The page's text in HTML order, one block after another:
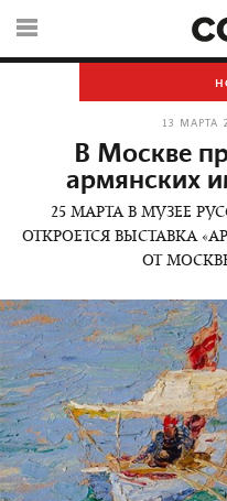
13 МАРТА
В Москве
армянских
25 МАРТА В МУЗЕЕ
ОТКРОЕТСЯ ВЫСТАВКА
ОТ